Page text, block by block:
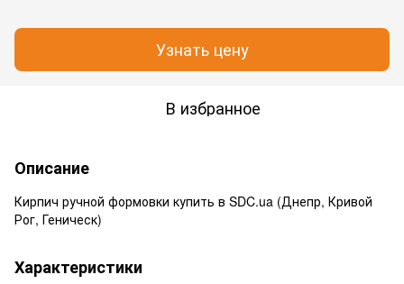
Узнать цену
В избранное
Описание
Кирпич ручной формовки купить в SDC.ua (Днепр, Кривой
Рог, Геническ)
Характеристики